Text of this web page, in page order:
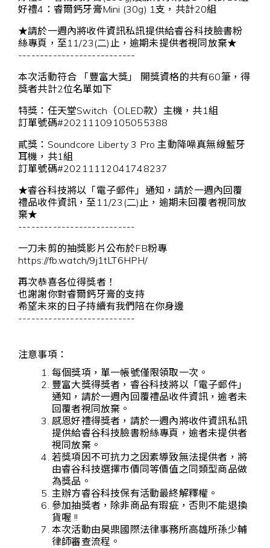
好禮4：睿爾鈣牙膏Mini (30g) 1支，共計20組
★請於一週內將收件資訊私訊提供給睿谷科技臉書粉
絲專頁，至11/23(二)止，逾期未提供者視同放棄★
---------------------------
本次活動符合 「豐富大獎」 開獎資格的共有60筆，得
獎者共計2位名單如下
特獎：任天堂Switch（OLED款）主機，共1組
訂單號碼#20211109105055388
貳獎：Soundcore Liberty 3 Pro 主動降噪真無線藍牙
耳機，共1組
訂單號碼#20211112041748237
★睿谷科技將以「電子郵件」通知，請於一週內回覆
禮品收件資訊，至11/23(二)止，逾期未回覆者視同放
棄★
---------------------------
一刀未剪的抽獎影片公布於FB粉專
https://fb.watch/9j1tLT6HPH/
再次恭喜各位得獎者！
也謝謝你對睿爾鈣牙膏的支持
希望未來的日子持續有我們陪在你身邊
---------------------------
注意事項：
每個獎項，單一帳號僅限領取一次。
豐富大獎得獎者，睿谷科技將以「電子郵件」
通知，請於一週內回覆禮品收件資訊，逾者未
回覆者視同放棄。
感恩好禮得獎者，請於一週內將收件資訊私訊
提供給睿谷科技臉書粉絲專頁，逾者未提供者
視同放棄。
若獎項因不可抗力之因素導致無法提供者，將
由睿谷科技選擇市價同等價值之同類型商品做
為獎品。
主辦方睿谷科技保有活動最終解釋權。
參加抽獎者，除非商品有瑕疵，否則不能退換
貨喔 !!
本次活動由昊鼎國際法律事務所高雄所孫少輔
律師審查流程。